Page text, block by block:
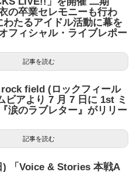
の卒業セレモニーも行わ
わたるアイドル活動に幕を
フィシャル・ライブレポー
記事を読む
field (ロックフィール
ビアより 7 月 7 日に 1st ミ
涙のラブレター』がリリー
記事を読む
) 「Voice & Stories 本戦A